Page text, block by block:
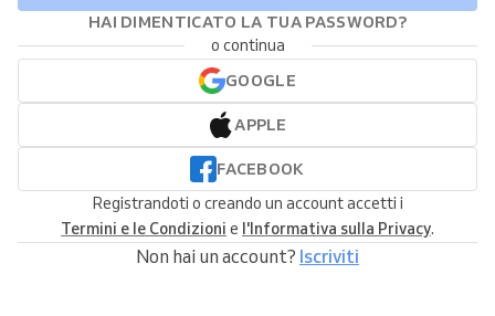
HAI DIMENTICATO LA TUA PASSWORD?
o continua
GOOGLE
APPLE
FACEBOOK
Registrandoti o creando un account accetti i
Termini e le Condizioni e l'Informativa sulla Privacy.
Non hai un account? Iscriviti